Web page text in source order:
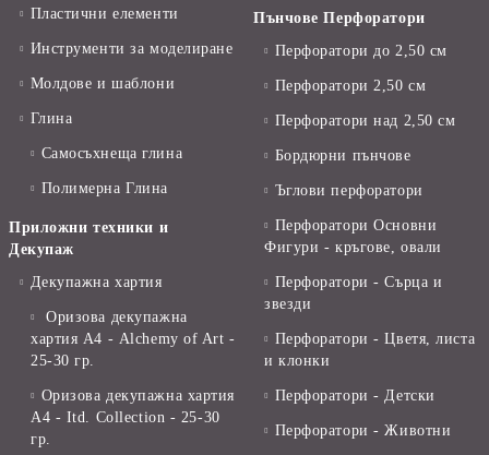
Пластични елементи
Инструменти за моделиране
Молдове и шаблони
Глина
Самосъхнеща глина
Полимерна Глина
Приложни техники и
Декупаж
Декупажна хартия
Оризова декупажна
хартия А4 - Alchemy of Art -
25-30 гр.
Оризова декупажна хартия
А4 - Itd. Collection - 25-30
гр.
Пънчове Перфоратори
Перфоратори до 2,50 см
Перфоратори 2,50 см
Перфоратори над 2,50 см
Бордюрни пънчове
Ъглови перфоратори
Перфоратори Основни
Фигури - кръгове, овали
Перфоратори - Сърца и
звезди
Перфоратори - Цветя, листа
и клонки
Перфоратори - Детски
Перфоратори - Животни